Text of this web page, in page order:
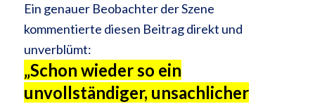
Ein genauer Beobachter der Szene
kommentierte diesen Beitrag direkt und
unverblümt:
„Schon wieder so ein
unvollständiger, unsachlicher